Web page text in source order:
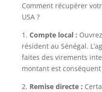
Comment récupérer
USA ?
1. Compte local :
résident au Sénégal.
faites des virements
montant est
2. Remise directe :